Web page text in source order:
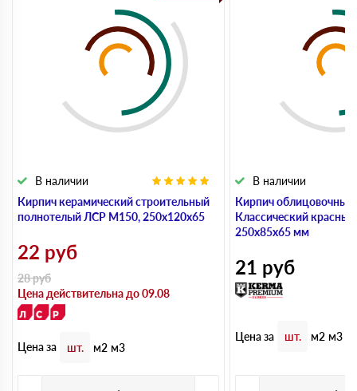
Кирпич керамический строительный
полнотелый ЛСР М150, 250х120х65
В наличии
22 руб
28руб
Цена действительна до 09.08
Цена за шт. м2 м3
Кирпич облицовочный
Классический красный
250х85х65 мм
В наличии
21 руб
Цена за шт. м2 м3